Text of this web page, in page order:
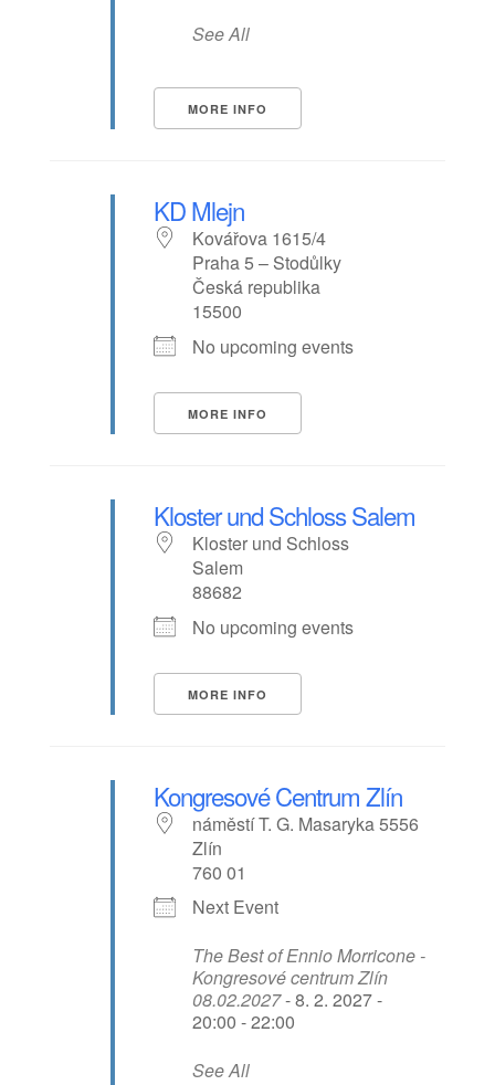
See All
MORE INFO
KD Mlejn
Kovářova 1615/4
Praha 5 – Stodůlky
Česká republika
15500
No upcoming events
MORE INFO
Kloster und Schloss Salem
Kloster und Schloss
Salem
88682
No upcoming events
MORE INFO
Kongresové Centrum Zlín
náměstí T. G. Masaryka 5556
Zlín
760 01
Next Event
The Best of Ennio Morricone -
Kongresové centrum Zlín
08.02.2027- 8. 2. 2027 -
20:00 - 22:00
See All